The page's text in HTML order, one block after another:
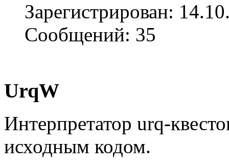
Зарегистрирован:
Сообщений: 35
UrqW
Интерпретатор urq-
исходным кодом.